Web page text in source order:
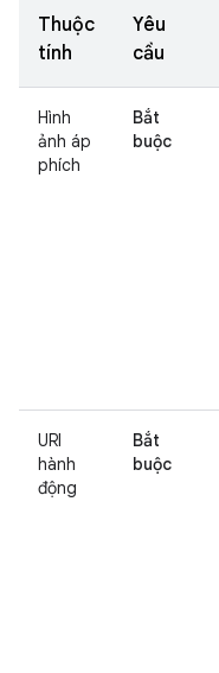
Thuộc
tính
Yêu
cầu
Hình
ảnh áp
phích
Bắt
buộc
URI
hành
động
Bắt
buộc